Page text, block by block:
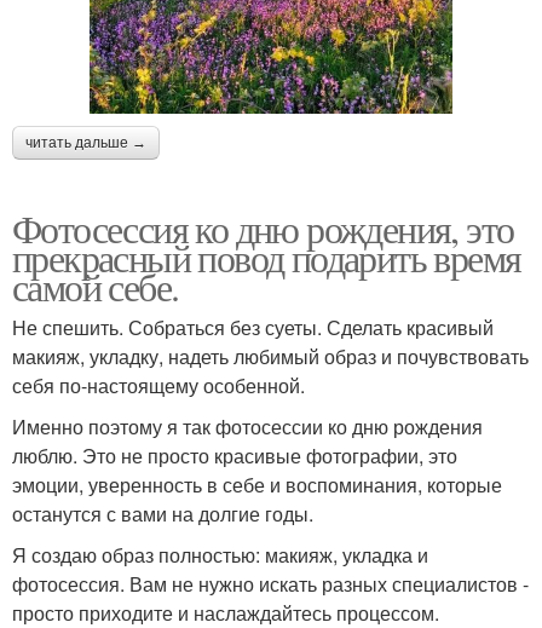
читать дальше →
Фотосессия ко дню рождения, это
прекрасный повод подарить время
самой себе.
Не спешить. Собраться без суеты. Сделать красивый
макияж, укладку, надеть любимый образ и почувствовать
себя по-настоящему особенной.
Именно поэтому я так фотосессии ко дню рождения
люблю. Это не просто красивые фотографии, это
эмоции, уверенность в себе и воспоминания, которые
останутся с вами на долгие годы.
Я создаю образ полностью: макияж, укладка и
фотосессия. Вам не нужно искать разных специалистов -
просто приходите и наслаждайтесь процессом.